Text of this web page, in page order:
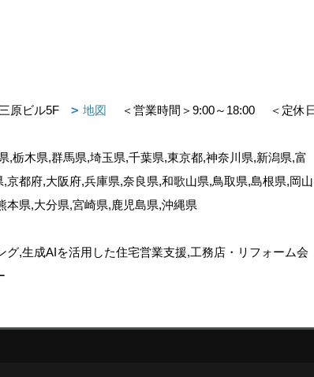
原ビル5F 地図 ＜営業時間＞9:00～18:00
＜定休
栃木県,群馬県,埼玉県,千葉県,東京都,神奈川県,新潟県,富
都府,大阪府,兵庫県,奈良県,和歌山県,鳥取県,島根県,岡山
本県,大分県,宮崎県,鹿児島県,沖縄県
,生成AIを活用した住宅営業支援,工務店・リフォーム会